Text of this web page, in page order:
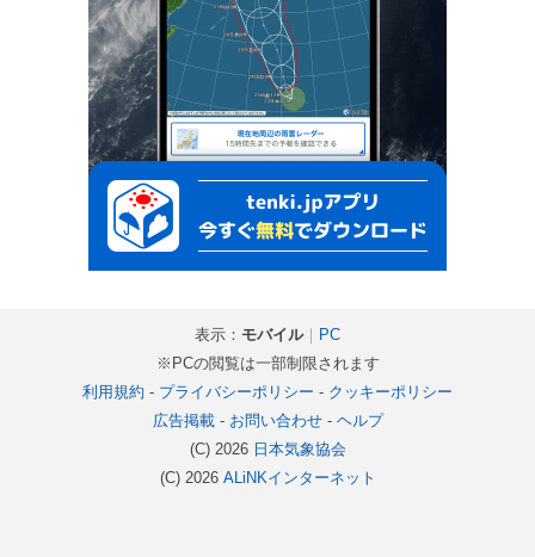
表示： モバイル｜ PC
※PCの閲覧は一部制限されます
利用規約 - プライバシーポリシー - クッキーポリシー
広告掲載- お問い合わせ- ヘルプ
(C) 2026 日本気象協会
(C) 2026 ALiNKインターネット